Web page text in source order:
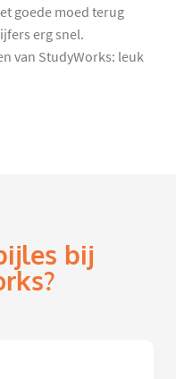
goede moed terug
erg snel.
van StudyWorks: leuk
bij